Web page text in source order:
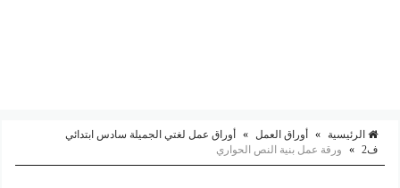
الرئيسية » أوراق العمل »
أوراق عمل لغتي الجميلة سادس ابتدائي
ف2
» ورقة عمل بنية النص الحواري